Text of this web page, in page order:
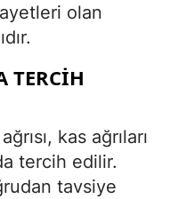
olan
TERCIH
kas ağrıları
tercih edilir.
tavsiye